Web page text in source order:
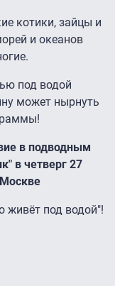
котики, зайцы и
и океанов
под водой
может нырнуть
в подводным
в четверг 27
живёт под водой"!